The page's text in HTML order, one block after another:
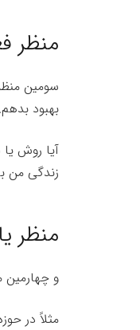
منظر
سومین
بهبود
آیا روش یا
زندگی من
منظر
و چهارمین
مثلاً در